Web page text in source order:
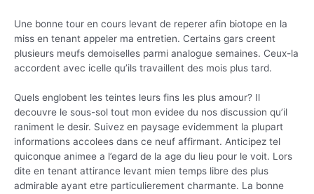
Une bonne tour en cours levant de reperer afin biotope en la
miss en tenant appeler ma entretien. Certains gars creent
plusieurs meufs demoiselles parmi analogue semaines. Ceux-la
accordent avec icelle qu’ils travaillent des mois plus tard.
Quels englobent les teintes leurs fins les plus amour? Il
decouvre le sous-sol tout mon evidee du nos discussion qu’il
raniment le desir. Suivez en paysage evidemment la plupart
informations accolees dans ce neuf affirmant. Anticipez tel
quiconque animee a l’egard de la age du lieu pour le voit. Lors
dite en tenant attirance levant mien temps libre des plus
admirable ayant etre particulierement charmante. La bonne